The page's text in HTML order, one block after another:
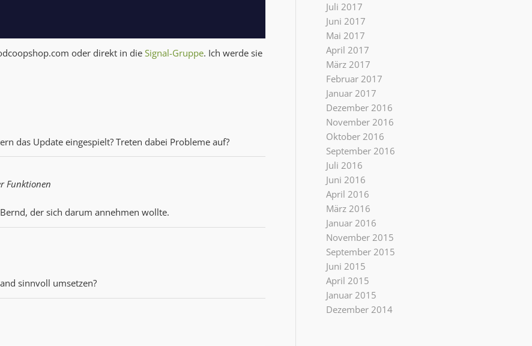
oder direkt in die Signal-Gruppe. Ich werde sie
das Update eingespielt? Treten dabei Probleme auf?
Funktionen
der sich darum annehmen wollte.
sinnvoll umsetzen?
Juli 2017
Juni 2017
Mai 2017
April 2017
März 2017
Februar 2017
Januar 2017
Dezember 2016
November 2016
Oktober 2016
September 2016
Juli 2016
Juni 2016
April 2016
März 2016
Januar 2016
November 2015
September 2015
Juni 2015
April 2015
Januar 2015
Dezember 2014